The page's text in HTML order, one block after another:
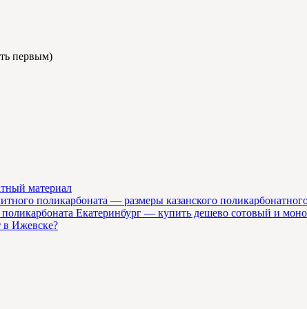
первым)
материал
поликарбоната — размеры казанского
Екатеринбург — купить дешево сотовый и
в Ижевске?